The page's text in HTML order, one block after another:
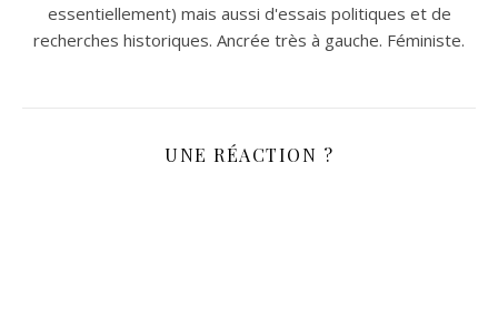
essentiellement) mais aussi d'essais politiques et de
recherches historiques. Ancrée très à gauche. Féministe.
UNE RÉACTION ?